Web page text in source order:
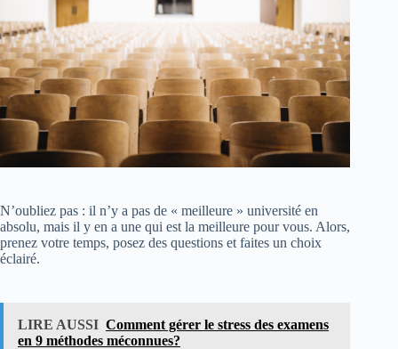
N’oubliez pas : il n’y a pas de « meilleure » université en
absolu, mais il y en a une qui est la meilleure pour vous. Alors,
prenez votre temps, posez des questions et faites un choix
éclairé.
LIRE AUSSI Comment gérer le stress des examens
en 9 méthodes méconnues?